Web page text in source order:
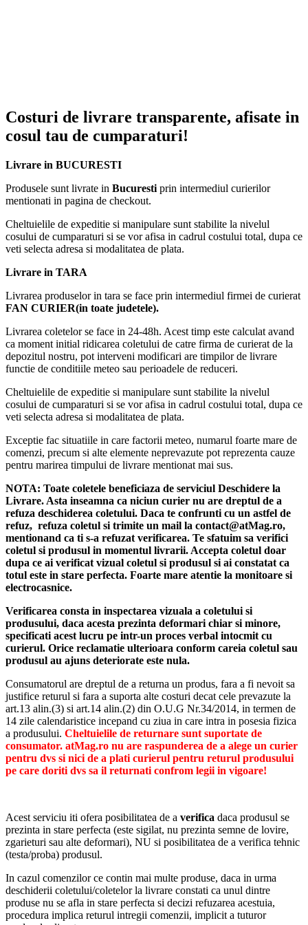
amplasat oriunde in casa sau la birou, ca raft pentru depozitare
haine, incaltaminte, articole de toaleta etc.
Produsele din imagini, aditionale dulapului modular, nu sunt incluse
Costuri de livrare transparente, afisate in
cosul tau de cumparaturi!
Livrare in BUCURESTI
Produsele sunt livrate in Bucuresti prin intermediul curierilor
mentionati in pagina de checkout.
Cheltuielile de expeditie si manipulare sunt stabilite la nivelul
cosului de cumparaturi si se vor afisa in cadrul costului total, dupa ce
veti selecta adresa si modalitatea de plata.
Livrare in TARA
Livrarea produselor in tara se face prin intermediul firmei de curierat
FAN CURIER(in toate judetele).
Livrarea coletelor se face in 24-48h. Acest timp este calculat avand
ca moment initial ridicarea coletului de catre firma de curierat de la
depozitul nostru, pot interveni modificari are timpilor de livrare
functie de conditiile meteo sau perioadele de reduceri.
Cheltuielile de expeditie si manipulare sunt stabilite la nivelul
cosului de cumparaturi si se vor afisa in cadrul costului total, dupa ce
veti selecta adresa si modalitatea de plata.
Exceptie fac situatiile in care factorii meteo, numarul foarte mare de
comenzi, precum si alte elemente neprevazute pot reprezenta cauze
pentru marirea timpului de livrare mentionat mai sus.
NOTA: Toate coletele beneficiaza de serviciul Deschidere la
Livrare. Asta inseamna ca niciun curier nu are dreptul de a
refuza deschiderea coletului. Daca te confrunti cu un astfel de
refuz, refuza coletul si trimite un mail la contact@atMag.ro,
mentionand ca ti s-a refuzat verificarea. Te sfatuim sa verifici
coletul si produsul in momentul livrarii. Accepta coletul doar
dupa ce ai verificat vizual coletul si produsul si ai constatat ca
totul este in stare perfecta. Foarte mare atentie la monitoare si
electrocasnice.
Verificarea consta in inspectarea vizuala a coletului si
produsului, daca acesta prezinta deformari chiar si minore,
specificati acest lucru pe intr-un proces verbal intocmit cu
curierul. Orice reclamatie ulterioara conform careia coletul sau
produsul au ajuns deteriorate este nula.
Consumatorul are dreptul de a returna un produs, fara a fi nevoit sa
justifice returul si fara a suporta alte costuri decat cele prevazute la
art.13 alin.(3) si art.14 alin.(2) din O.U.G Nr.34/2014, in termen de
14 zile calendaristice incepand cu ziua in care intra in posesia fizica
a produsului. Cheltuielile de returnare sunt suportate de
consumator. atMag.ro nu are raspunderea de a alege un curier
pentru dvs si nici de a plati curierul pentru returul produsului
pe care doriti dvs sa il returnati confrom legii in vigoare!
Acest serviciu iti ofera posibilitatea de a verifica daca produsul se
prezinta in stare perfecta (este sigilat, nu prezinta semne de lovire,
zgarieturi sau alte deformari), NU si posibilitatea de a verifica tehnic
(testa/proba) produsul.
In cazul comenzilor ce contin mai multe produse, daca in urma
deschiderii coletului/coletelor la livrare constati ca unul dintre
produse nu se afla in stare perfecta si decizi refuzarea acestuia,
procedura implica returul intregii comenzii, implicit a tuturor